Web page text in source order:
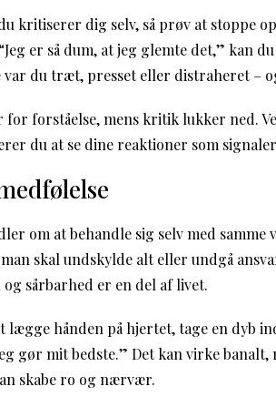
kritiserer dig selv, så prøv at stoppe
er så dum, at jeg glemte det,” kan
var du træt, presset eller distraheret –
forståelse, mens kritik lukker ned.
du at se dine reaktioner som
om at behandle sig selv med samme
skal undskylde alt eller undgå
sårbarhed er en del af livet.
lægge hånden på hjertet, tage en dyb
gør mit bedste.” Det kan virke
skabe ro og nærvær.